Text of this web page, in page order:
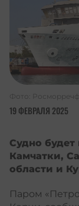
19 ФЕВРАЛЯ 2025
Фото:
Судно
Камчатки,
области и
Паром